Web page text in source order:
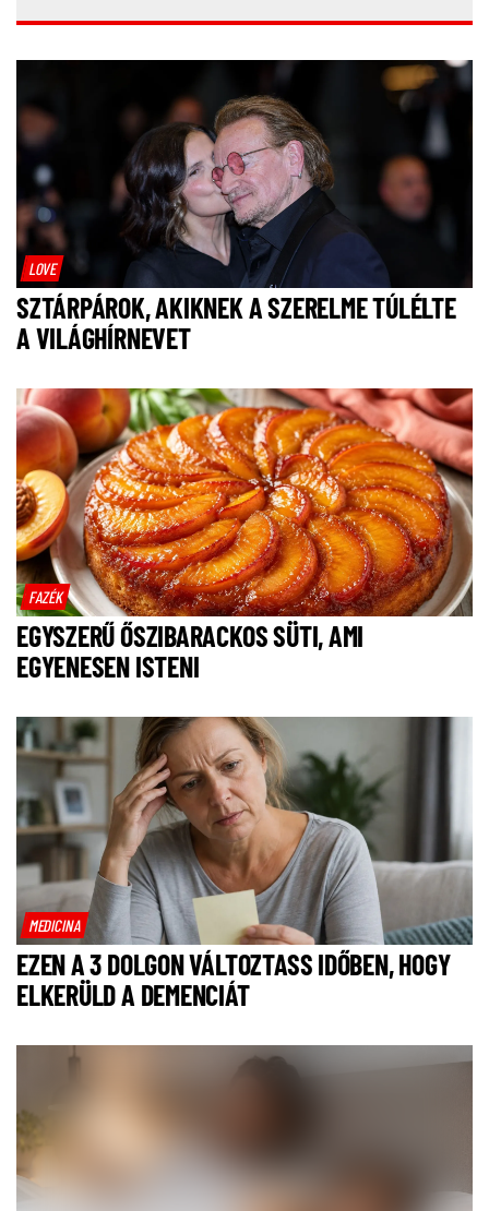
LOVE
SZTÁRPÁROK, AKIKNEK A SZERELME TÚLÉLTE
A VILÁGHÍRNEVET
FAZÉK
EGYSZERŰ ŐSZIBARACKOS SÜTI, AMI
EGYENESEN ISTENI
MEDICINA
EZEN A 3 DOLGON VÁLTOZTASS IDŐBEN, HOGY
ELKERÜLD A DEMENCIÁT